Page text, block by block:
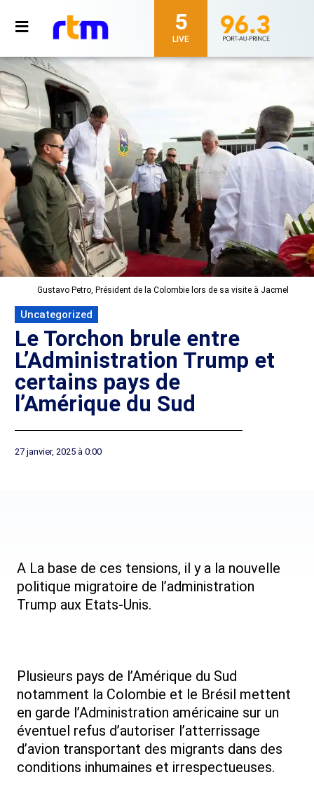
5
LIVE
Gustavo Petro, Président de la Colombie lors de sa visite à Jacmel
Uncategorized
Le Torchon brule entre
L’Administration Trump et
certains pays de
l’Amérique du Sud
27 janvier, 2025 à 0:00
A La base de ces tensions, il y a la nouvelle
politique migratoire de l’administration
Trump aux Etats-Unis.
Plusieurs pays de l’Amérique du Sud
notamment la Colombie et le Brésil mettent
en garde l’Administration américaine sur un
éventuel refus d’autoriser l’atterrissage
d’avion transportant des migrants dans des
conditions inhumaines et irrespectueuses.